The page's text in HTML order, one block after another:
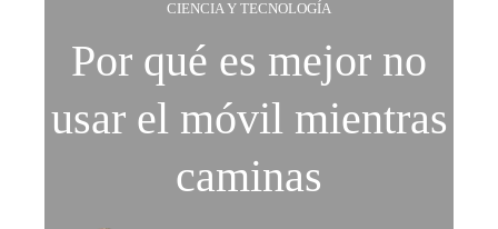
CIENCIA Y TECNOLOGÍA
Por qué es mejor no
usar el móvil mientras
caminas